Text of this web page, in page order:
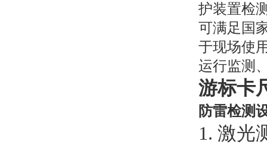
护装置检
可满足国
于现场使
运行监测
游标卡
防雷检测
1. 激光